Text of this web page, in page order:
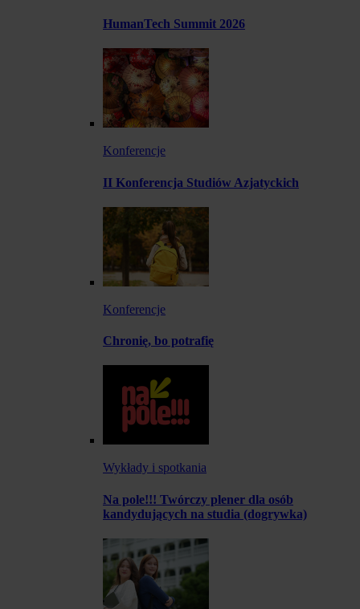
HumanTech Summit 2026
Konferencje
II Konferencja Studiów Azjatyckich
Konferencje
Chronię, bo potrafię
Wykłady i spotkania
Na pole!!! Twórczy plener dla osób
kandydujących na studia (dogrywka)